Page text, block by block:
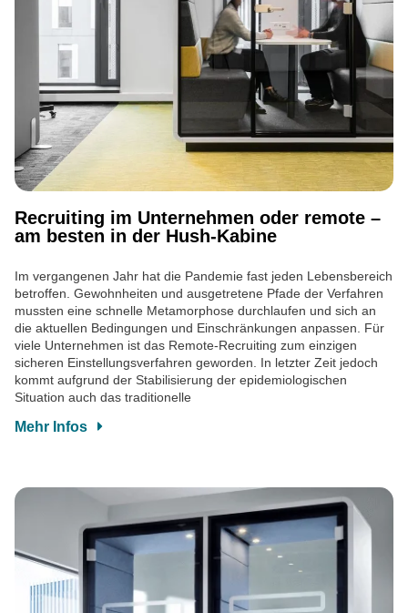
Recruiting im Unternehmen oder remote –
am besten in der Hush-Kabine
Im vergangenen Jahr hat die Pandemie fast jeden Lebensbereich
betroffen. Gewohnheiten und ausgetretene Pfade der Verfahren
mussten eine schnelle Metamorphose durchlaufen und sich an
die aktuellen Bedingungen und Einschränkungen anpassen. Für
viele Unternehmen ist das Remote-Recruiting zum einzigen
sicheren Einstellungsverfahren geworden. In letzter Zeit jedoch
kommt aufgrund der Stabilisierung der epidemiologischen
Situation auch das traditionelle
Mehr Infos